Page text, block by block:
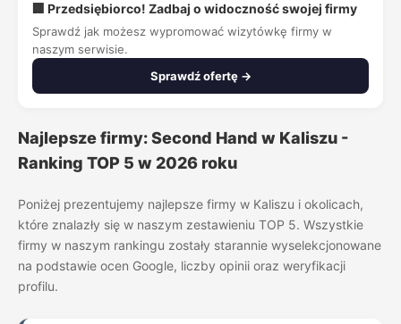
🏢 Przedsiębiorco! Zadbaj o widoczność swojej firmy
Sprawdź jak możesz wypromować wizytówkę firmy w
naszym serwisie.
Sprawdź ofertę →
Najlepsze firmy: Second Hand w Kaliszu -
Ranking TOP 5 w 2026 roku
Poniżej prezentujemy najlepsze firmy w Kaliszu i okolicach,
które znalazły się w naszym zestawieniu TOP 5. Wszystkie
firmy w naszym rankingu zostały starannie wyselekcjonowane
na podstawie ocen Google, liczby opinii oraz weryfikacji
profilu.